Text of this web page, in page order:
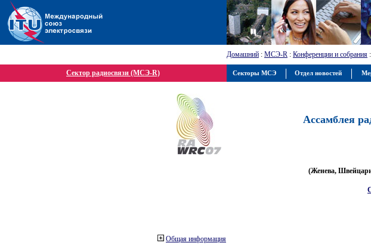
Домашний : МСЭ-R : Конференции и собрания :
Сектор радиосвязи (МСЭ-R)
Ассамблея
(Женева,
Общая информация
Секторы МСЭ Отдел новостей